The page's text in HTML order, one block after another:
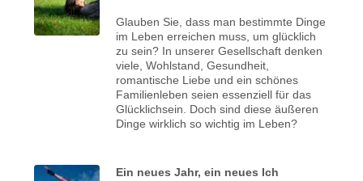
Glauben Sie, dass man bestimmte Dinge
im Leben erreichen muss, um glücklich
zu sein? In unserer Gesellschaft denken
viele, Wohlstand, Gesundheit,
romantische Liebe und ein schönes
Familienleben seien essenziell für das
Glücklichsein. Doch sind diese äußeren
Dinge wirklich so wichtig im Leben?
Ein neues Jahr, ein neues Ich